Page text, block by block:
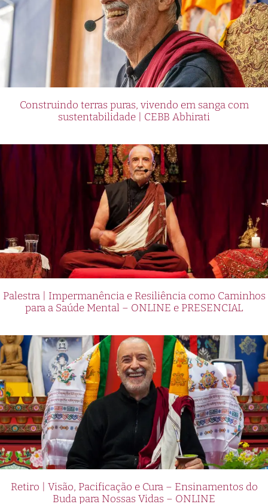
Construindo terras puras, vivendo em sanga com
sustentabilidade | CEBB Abhirati
Palestra | Impermanência e Resiliência como Caminhos
para a Saúde Mental – ONLINE e PRESENCIAL
Retiro | Visão, Pacificação e Cura – Ensinamentos do
Buda para Nossas Vidas – ONLINE